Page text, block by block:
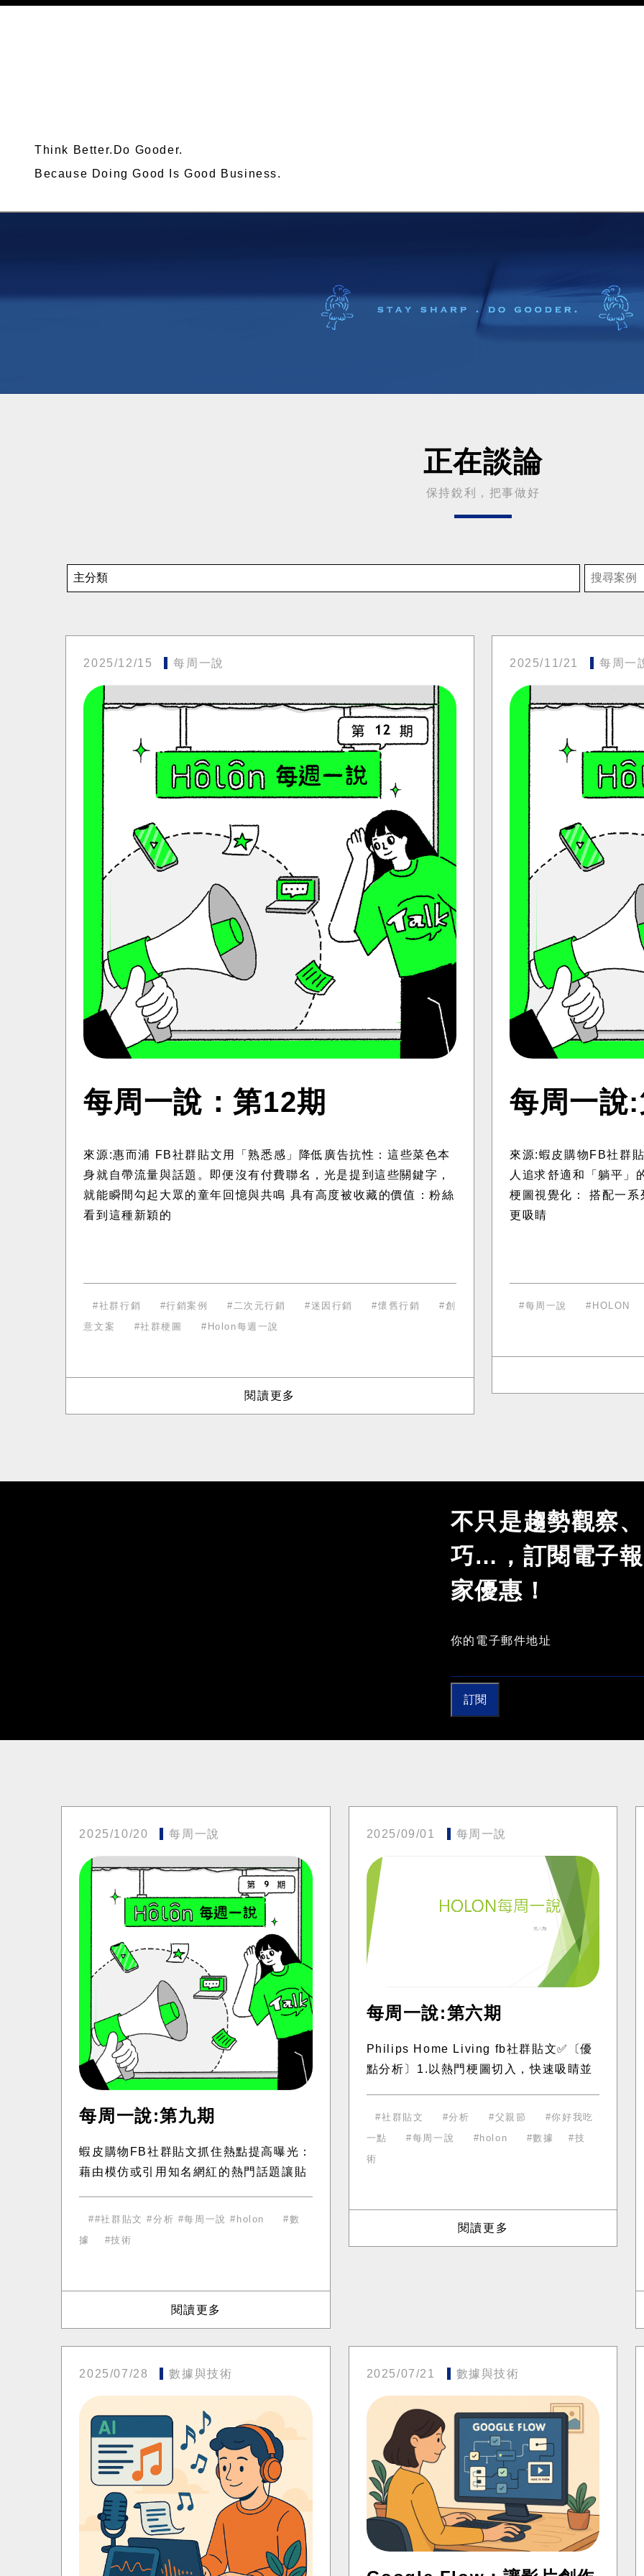
Think Better.Do Gooder.
Because Doing Good Is Good Business.
正在談論
保持銳利，把事做好
2025/12/15 每周一說
每周一說：第12期
來源:惠而浦 FB社群貼文用「熟悉感」降低廣告抗性：這些菜色本
身就自帶流量與話題。即便沒有付費聯名，光是提到這些關鍵字，
就能瞬間勾起大眾的童年回憶與共鳴 具有高度被收藏的價值：粉絲
看到這種新穎的
社群行銷 行銷案例 二次元行銷 迷因行銷 懷舊行銷
創
意文案
社群梗圖 Holon每週一說
閱讀更多
2025/11/21 每周一
每周一說
來源:蝦皮購物FB社群
人追求舒適和「躺平」
梗圖視覺化： 搭配一
更吸睛
每周一說 HOLON
不只是趨勢觀察
巧…，訂閱電子
家優惠！
你的電子郵件地址
訂閱
2025/10/20 每周一說
每周一說:第九期
蝦皮購物FB社群貼文抓住熱點提高曝光：
藉由模仿或引用知名網紅的熱門話題讓貼
率和討論度。 趣味性高，引發共鳴：以
#社群貼文 #分析 #每周一說 #holon
數
據
技術
閱讀更多
2025/09/01 每周一說
每周一說:第六期
Philips Home Living fb社群貼文✅〔優
點分析〕1.以熱門梗圖切入，快速吸睛並
社群貼文 分析 父親節
你好我吃
一點
每周一說 holon 數據
技
術
閱讀更多
2025/07/28 數據與技術 2025/07/21 數據與技術